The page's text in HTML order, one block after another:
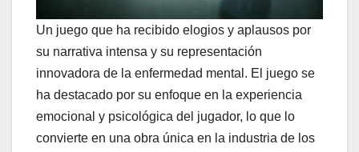
Un juego que ha recibido elogios y aplausos por
su narrativa intensa y su representación
innovadora de la enfermedad mental. El juego se
ha destacado por su enfoque en la experiencia
emocional y psicológica del jugador, lo que lo
convierte en una obra única en la industria de los